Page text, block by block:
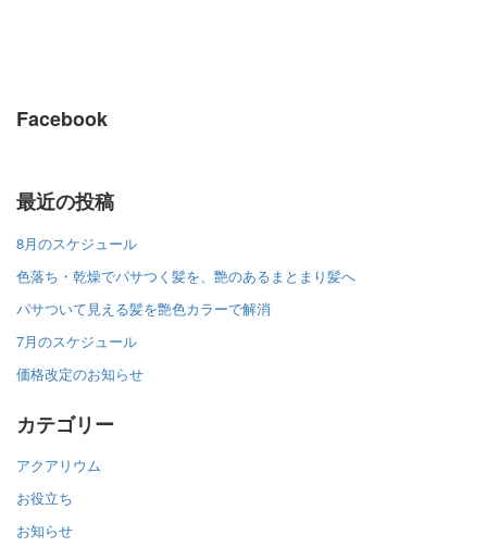
Facebook
最近の投稿
8月のスケジュール
色落ち・乾燥でパサつく髪を、艶のあるまとまり髪へ
パサついて見える髪を艶色カラーで解消
7月のスケジュール
価格改定のお知らせ
カテゴリー
アクアリウム
お役立ち
お知らせ